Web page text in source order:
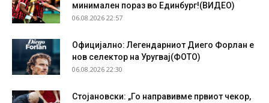
минимален пораз во Единбург!(ВИДЕО)
06.08.2026 22:57
Официјално: Легендарниот Диего Форлан е
нов селектор на Уругвај(ФОТО)
06.08.2026 22:30
Стојановски: „Го направивме првиот чекор,